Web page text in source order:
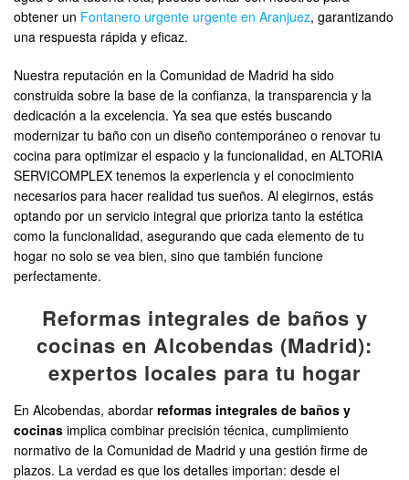
obtener un Fontanero urgente urgente en Aranjuez, garantizando
una respuesta rápida y eficaz.
Nuestra reputación en la Comunidad de Madrid ha sido
construida sobre la base de la confianza, la transparencia y la
dedicación a la excelencia. Ya sea que estés buscando
modernizar tu baño con un diseño contemporáneo o renovar tu
cocina para optimizar el espacio y la funcionalidad, en ALTORIA
SERVICOMPLEX tenemos la experiencia y el conocimiento
necesarios para hacer realidad tus sueños. Al elegirnos, estás
optando por un servicio integral que prioriza tanto la estética
como la funcionalidad, asegurando que cada elemento de tu
hogar no solo se vea bien, sino que también funcione
perfectamente.
Reformas integrales de baños y
cocinas en Alcobendas (Madrid):
expertos locales para tu hogar
En Alcobendas, abordar reformas integrales de baños y
cocinas implica combinar precisión técnica, cumplimiento
normativo de la Comunidad de Madrid y una gestión firme de
plazos. La verdad es que los detalles importan: desde el